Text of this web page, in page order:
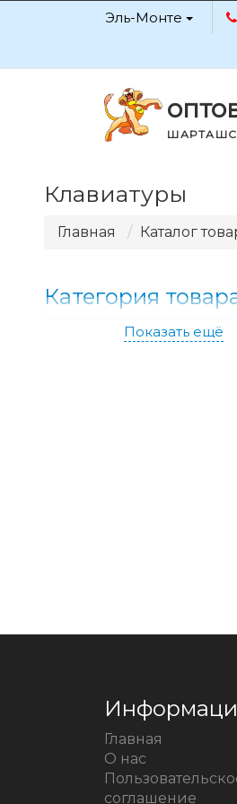
Эль-Монте
Клавиатуры
Главная Каталог
Категория
Показать ещё
Главная
О нас
соглашение